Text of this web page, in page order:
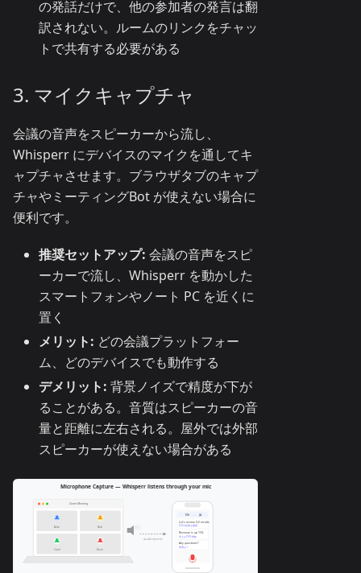
の発話だけで、他の参加者の発言は翻
訳されない。ルームのリンクをチャッ
トで共有する必要がある
3. マイクキャプチャ
会議の音声をスピーカーから流し、
Whisperr にデバイスのマイクを通してキ
ャプチャさせます。ブラウザタブのキャプ
チャやミーティングBot が使えない場合に
便利です。
推奨セットアップ: 会議の音声をスピ
ーカーで流し、Whisperr を動かした
スマートフォンやノート PC を近くに
置く
メリット: どの会議プラットフォー
ム、どのデバイスでも動作する
デメリット: 背景ノイズで精度が下が
ることがある。音質はスピーカーの音
量と距離に左右される。屋外では外部
スピーカーが使えない場合がある